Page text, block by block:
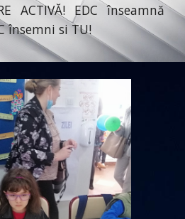
ACTIVĂ! EDC înseamnă
însemni si TU!